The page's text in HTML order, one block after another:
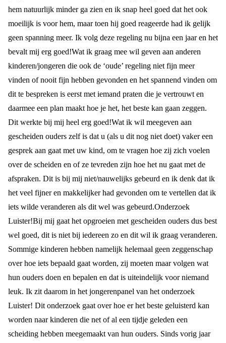
hem natuurlijk minder ga zien en ik snap heel goed dat het ook
moeilijk is voor hem, maar toen hij goed reageerde had ik gelijk
geen spanning meer. Ik volg deze regeling nu bijna een jaar en het
bevalt mij erg goed!Wat ik graag mee wil geven aan anderen
kinderen/jongeren die ook de ‘oude’ regeling niet fijn meer
vinden of nooit fijn hebben gevonden en het spannend vinden om
dit te bespreken is eerst met iemand praten die je vertrouwt en
daarmee een plan maakt hoe je het, het beste kan gaan zeggen.
Dit werkte bij mij heel erg goed!Wat ik wil meegeven aan
gescheiden ouders zelf is dat u (als u dit nog niet doet) vaker een
gesprek aan gaat met uw kind, om te vragen hoe zij zich voelen
over de scheiden en of ze tevreden zijn hoe het nu gaat met de
afspraken. Dit is bij mij niet/nauwelijks gebeurd en ik denk dat ik
het veel fijner en makkelijker had gevonden om te vertellen dat ik
iets wilde veranderen als dit wel was gebeurd.Onderzoek
Luister!Bij mij gaat het opgroeien met gescheiden ouders dus best
wel goed, dit is niet bij iedereen zo en dit wil ik graag veranderen.
Sommige kinderen hebben namelijk helemaal geen zeggenschap
over hoe iets bepaald gaat worden, zij moeten maar volgen wat
hun ouders doen en bepalen en dat is uiteindelijk voor niemand
leuk. Ik zit daarom in het jongerenpanel van het onderzoek
Luister! Dit onderzoek gaat over hoe er het beste geluisterd kan
worden naar kinderen die net of al een tijdje geleden een
scheiding hebben meegemaakt van hun ouders. Sinds vorig jaar